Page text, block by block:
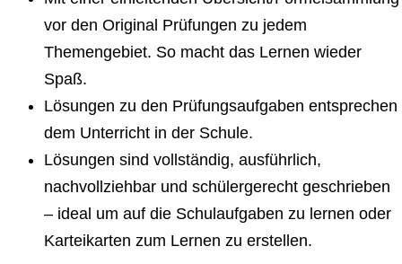
vor den Original Prüfungen zu jedem
Themengebiet. So macht das Lernen wieder
Spaß.
Lösungen zu den Prüfungsaufgaben entsprechen
dem Unterricht in der Schule.
Lösungen sind vollständig, ausführlich,
nachvollziehbar und schülergerecht geschrieben
– ideal um auf die Schulaufgaben zu lernen oder
Karteikarten zum Lernen zu erstellen.